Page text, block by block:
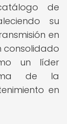
de
su
en
consolidado
un líder
de la
en